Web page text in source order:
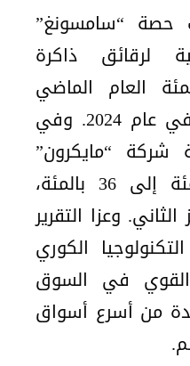
حصة “سامسونغ”
لرقائق ذاكرة
إلى 40 بالمئة العام الماضي
صعوداً من 35 بالمئة في عام 2024. وفي
شركة “مايكرون”
الأميركية من 40 بالمئة إلى 36 بالمئة،
وعزا التقرير
الكوري
في السوق
من أسرع أسواق